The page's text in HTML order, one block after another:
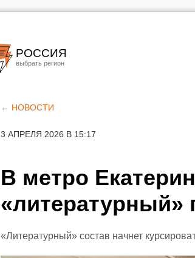
РОССИЯ
Челябинск
← НОВОСТИ
3 АПРЕЛЯ 2026 В 15:17
В метро
«литературный»
«Литературный» состав начнет